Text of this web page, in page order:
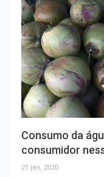
Consumo da
consumidor
21 jan, 2020